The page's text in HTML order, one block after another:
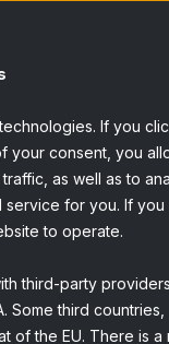
If you
consent, you
as well as to
for you. If
to operate.
third-party
Some third
of the EU. There is